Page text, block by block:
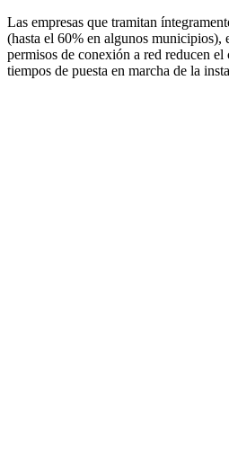
Las empresas que tramitan
(hasta el 60% en algunos
permisos de conexión a red reducen
tiempos de puesta en marcha de la